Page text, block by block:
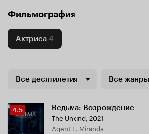
Фильмография
Актриса 4
Все десятилетия Все жанры
Рейтинг
Кинопоиска
4.5
4.5 Ведьма: Возрождение
The Unkind, 2021
Agent E. Miranda